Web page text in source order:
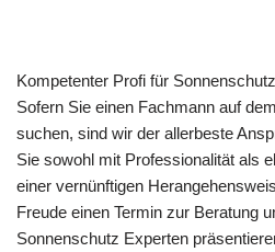
Kompetenter Profi für
Sofern Sie einen Fachmann auf
suchen, sind wir der allerbeste
Sie sowohl mit Professionalität als
einer vernünftigen
Freude einen Termin zur Beratung
Sonnenschutz Experten